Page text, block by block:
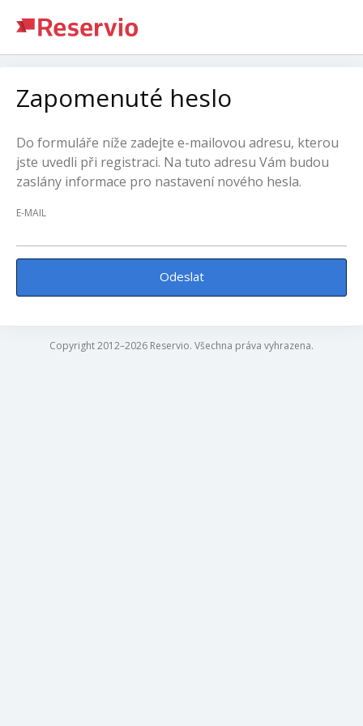
Zapomenuté heslo
Do formuláře níže zadejte e-mailovou adresu, kterou
jste uvedli při registraci. Na tuto adresu Vám budou
zaslány informace pro nastavení nového hesla.
E-MAIL
Odeslat
Copyright 2012–2026 Reservio. Všechna práva vyhrazena.